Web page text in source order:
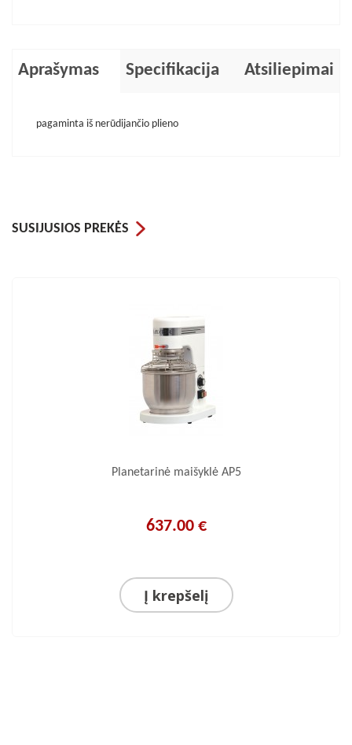
Aprašymas Specifikacija Atsiliepimai
pagaminta iš nerūdijančio plieno
SUSIJUSIOS PREKĖS
Planetarinė maišyklė AP5
637.00 €
Į krepšelį